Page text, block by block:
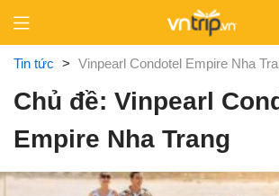
content
Tin tức > Vinpearl Condotel Empire Nha
Chủ đề: Vinpearl
Empire Nha Trang